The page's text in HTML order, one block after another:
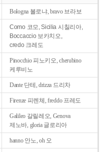
Bologna 볼로냐, bravo 브라보
Como 코모, Sicilia 시칠리아,
Boccaccio 보카치오,
credo 크레도
Pinocchio 피노키오, cherubino
케루비노
Dante 단테, drizza 드리차
Firenze 피렌체, freddo 프레도
Galileo 갈릴레오, Genova
제노바, gloria 글로리아
hanno 안노, oh 오